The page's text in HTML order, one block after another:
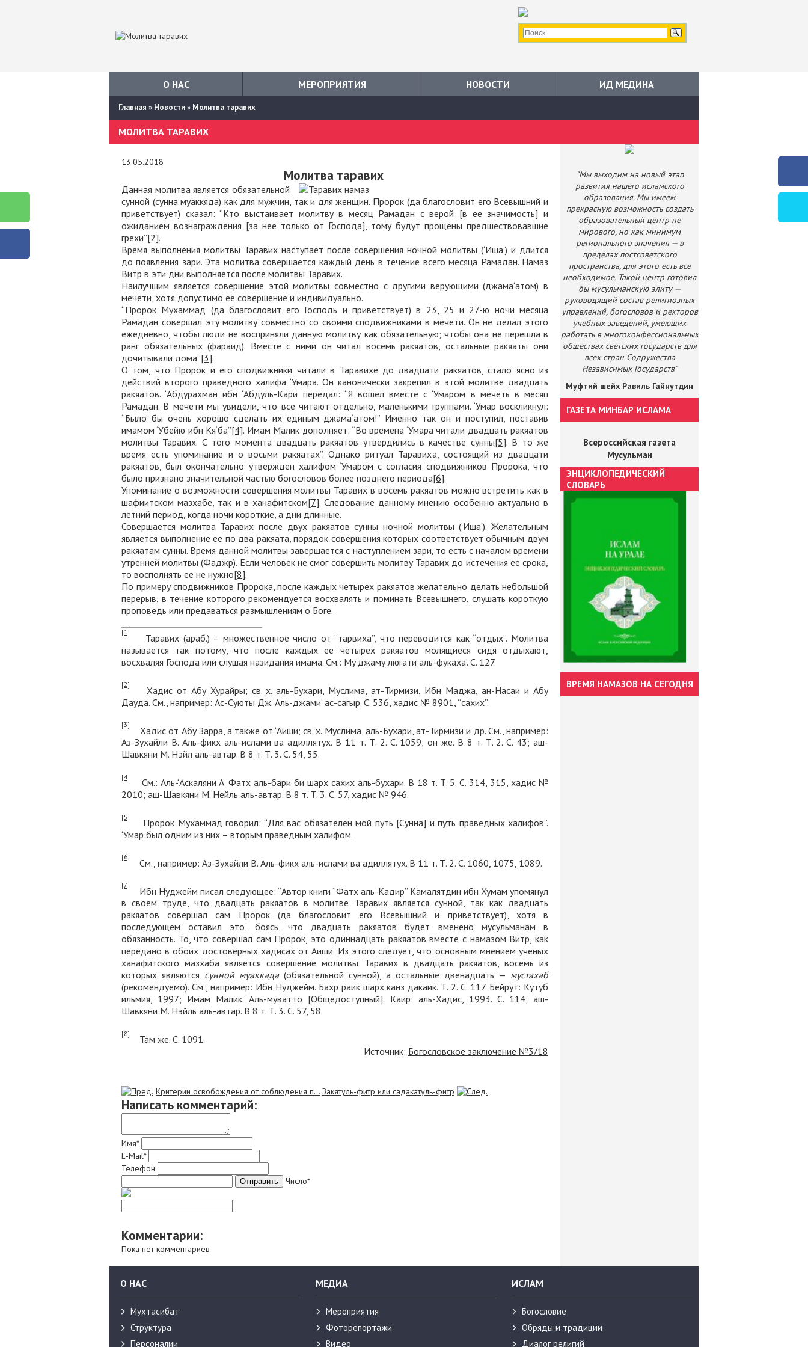
О НАС МЕРОПРИЯТИЯ НОВОСТИ ИД МЕДИНА
Главная » Новости» Молитва таравих
"Мы выходим на новый этап
развития нашего исламского
образования. Мы имеем
прекрасную возможность создать
образовательный центр не
мирового, но как минимум
регионального значения — в
пределах постсоветского
пространства, для этого есть все
необходимое. Такой центр готовил
бы мусульманскую элиту —
руководящий состав религиозных
управлений, богословов и ректоров
учебных заведений, умеющих
работать в многоконфессиональных
обществах светских государств для
всех стран Содружества
Независимых Государств"
Муфтий шейх Равиль Гайнутдин
ГАЗЕТА МИНБАР ИСЛАМА
Всероссийская газета
Мусульман
ЭНЦИКЛОПЕДИЧЕСКИЙ
СЛОВАРЬ
ВРЕМЯ НАМАЗОВ НА СЕГОДНЯ
МОЛИТВА ТАРАВИХ
13.05.2018
Молитва таравих
Данная молитва является обязательной
сунной (сунна муаккяда) как для мужчин, так и для женщин. Пророк (да благословит его Всевышний и
приветствует) сказал: “Кто выстаивает молитву в месяц Рамадан с верой [в ее значимость] и
ожиданием вознаграждения [за нее только от Господа], тому будут прощены предшествовавшие
грехи”[2].
Время выполнения молитвы Таравих наступает после совершения ночной молитвы (‘Иша’) и длится
до появления зари. Эта молитва совершается каждый день в течение всего месяца Рамадан. Намаз
Витр в эти дни выполняется после молитвы Таравих.
Наилучшим является совершение этой молитвы совместно с другими верующими (джама‘атом) в
мечети, хотя допустимо ее совершение и индивидуально.
“Пророк Мухаммад (да благословит его Господь и приветствует) в 23, 25 и 27-ю ночи месяца
Рамадан совершал эту молитву совместно со своими сподвижниками в мечети. Он не делал этого
ежедневно, чтобы люди не восприняли данную молитву как обязательную; чтобы она не перешла в
ранг обязательных (фараид). Вместе с ними он читал восемь ракяатов, остальные ракяаты они
дочитывали дома”[3].
О том, что Пророк и его сподвижники читали в Таравихе до двадцати ракяатов, стало ясно из
действий второго праведного халифа ‘Умара. Он канонически закрепил в этой молитве двадцать
ракяатов. ‘Абдурахман ибн ‘Абдуль-Кари передал: “Я вошел вместе с ‘Умаром в мечеть в месяц
Рамадан. В мечети мы увидели, что все читают отдельно, маленькими группами. ‘Умар воскликнул:
“Было бы очень хорошо сделать их единым джама‘атом!” Именно так он и поступил, поставив
имамом ‘Убейю ибн Кя‘ба”[4]. Имам Малик дополняет: “Во времена ‘Умара читали двадцать ракяатов
молитвы Таравих. С того момента двадцать ракяатов утвердились в качестве сунны[5]. В то же
время есть упоминание и о восьми ракяатах”. Однако ритуал Таравиха, состоящий из двадцати
ракяатов, был окончательно утвержден халифом ‘Умаром с согласия сподвижников Пророка, что
было признано значительной частью богословов более позднего периода[6].
Упоминание о возможности совершения молитвы Таравих в восемь ракяатов можно встретить как в
шафиитском мазхабе, так и в ханафитском[7]. Следование данному мнению особенно актуально в
летний период, когда ночи короткие, а дни длинные.
Совершается молитва Таравих после двух ракяатов сунны ночной молитвы (‘Иша’). Желательным
является выполнение ее по два ракяата, порядок совершения которых соответствует обычным двум
ракяатам сунны. Время данной молитвы завершается с наступлением зари, то есть с началом времени
утренней молитвы (Фаджр). Если человек не смог совершить молитву Таравих до истечения ее срока,
то восполнять ее не нужно[8].
По примеру сподвижников Пророка, после каждых четырех ракяатов желательно делать небольшой
перерыв, в течение которого рекомендуется восхвалять и поминать Всевышнего, слушать короткую
проповедь или предаваться размышлениям о Боге.
[1]
Таравих (араб.) – множественное число от “тарвиха”, что переводится как “отдых”. Молитва
называется так потому, что после каждых ее четырех ракяатов молящиеся сидя отдыхают,
восхваляя Господа или слушая назидания имама. См.: Му‘джаму люгати аль-фукаха’. С. 127.
[2]
Хадис от Абу Хурайры; св. х. аль-Бухари, Муслима, ат-Тирмизи, Ибн Маджа, ан-Насаи и Абу
Дауда. См., например: Ас-Суюты Дж. Аль-джами‘ ас-сагыр. С. 536, хадис № 8901, “сахих”.
[3]
Хадис от Абу Зарра, а также от ‘Аиши; св. х. Муслима, аль-Бухари, ат-Тирмизи и др. См., например:
Аз-Зухайли В. Аль-фикх аль-ислами ва адиллятух. В 11 т. Т. 2. С. 1059; он же. В 8 т. Т. 2. С. 43; аш-
Шавкяни М. Нэйл аль-автар. В 8 т. Т. 3. С. 54, 55.
[4]
См.: Аль-‘Аскаляни А. Фатх аль-бари би шарх сахих аль-бухари. В 18 т. Т. 5. С. 314, 315, хадис №
2010; аш-Шавкяни М. Нейль аль-автар. В 8 т. Т. 3. С. 57, хадис № 946.
[5]
Пророк Мухаммад говорил: “Для вас обязателен мой путь [Сунна] и путь праведных халифов”.
‘Умар был одним из них – вторым праведным халифом.
[6] См., например: Аз-Зухайли В. Аль-фикх аль-ислами ва адиллятух. В 11 т. Т. 2. С. 1060, 1075, 1089.
[7]
Ибн Нуджейм писал следующее: “Автор книги “Фатх аль-Кадир” Камалятдин ибн Хумам упомянул
в своем труде, что двадцать ракяатов в молитве Таравих является сунной, так как двадцать
ракяатов совершал сам Пророк (да благословит его Всевышний и приветствует), хотя в
последующем оставил это, боясь, что двадцать ракяатов будет вменено мусульманам в
обязанность. То, что совершал сам Пророк, это одиннадцать ракяатов вместе с намазом Витр, как
передано в обоих достоверных хадисах от Аиши. Из этого следует, что основным мнением ученых
ханафитского мазхаба является совершение молитвы Таравих в двадцать ракяатов, восемь из
которых являются сунной муаккада (обязательной сунной), а остальные двенадцать — мустахаб
(рекомендуемо). См., например: Ибн Нуджейм. Бахр раик шарх канз дакаик. Т. 2. С. 117. Бейрут: Кутуб
ильмия, 1997; Имам Малик. Аль-муватто [Общедоступный]. Каир: аль-Хадис, 1993. С. 114; аш-
Шавкяни М. Нэйль аль-автар. В 8 т. Т. 3. С. 57, 58.
[8]
Там же. С. 1091.
Источник: Богословское заключение №3/18
Критерии освобождения от соблюдения п... Закятуль-фитр или садакатуль-фитр
Написать комментарий:
Имя*
E-Mail*
Телефон
Число*
Комментарии:
Пока нет комментариев
О НАС
Мухтасибат
Структура
Персоналии
МЕДИА
Мероприятия
Фоторепортажи
Видео
ИСЛАМ
Богословие
Обряды и традиции
Диалог религий